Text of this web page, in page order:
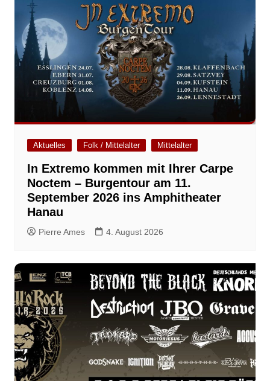
Aktuelles Folk / Mittelalter Mittelalter
In Extremo kommen mit Ihrer Carpe
Noctem – Burgentour am 11.
September 2026 ins Amphitheater
Hanau
Pierre Ames 4. August 2026